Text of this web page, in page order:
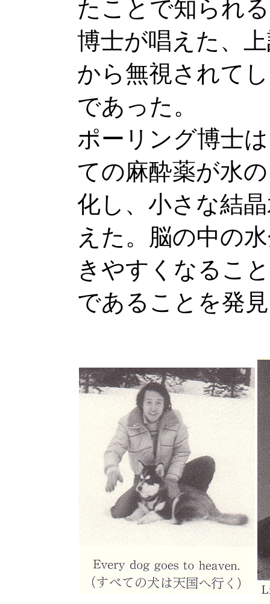
たことで知られ
博士が唱えた、
から無視されて
であった。
ポーリング博士
ての麻酔薬が水
化し、小さな結
えた。脳の中の
きやすくなるこ
であることを発